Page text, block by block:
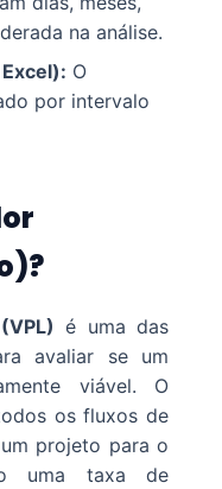
na análise.
O
por intervalo
é uma das
avaliar se um
viável. O
os fluxos de
projeto para o
uma taxa de